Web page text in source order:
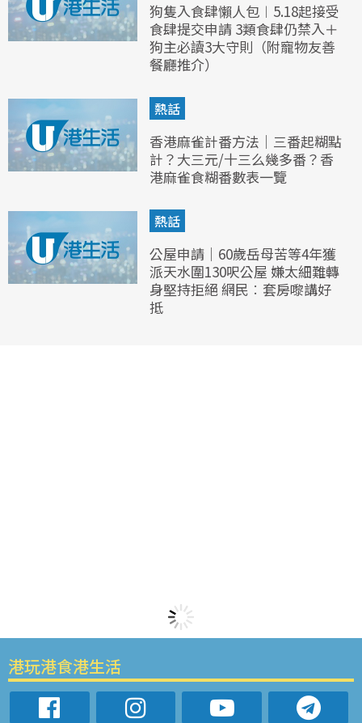
狗隻入食肆懶人包︱5.18起接受
食肆提交申請 3類食肆仍禁入＋
狗主必讀3大守則（附寵物友善
餐廳推介）
熱話
香港麻雀計番方法｜三番起糊點
計？大三元/十三么幾多番？香
港麻雀食糊番數表一覽
熱話
公屋申請｜60歲岳母苦等4年獲
派天水圍130呎公屋 嫌太細難轉
身堅持拒絕 網民︰套房嚟講好
抵
港玩港食港生活